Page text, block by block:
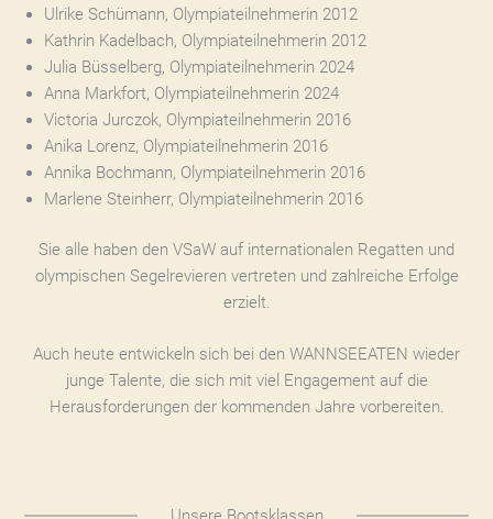
Ulrike Schümann, Olympiateilnehmerin 2012
Kathrin Kadelbach, Olympiateilnehmerin 2012
Julia Büsselberg, Olympiateilnehmerin 2024
Anna Markfort, Olympiateilnehmerin 2024
Victoria Jurczok, Olympiateilnehmerin 2016
Anika Lorenz, Olympiateilnehmerin 2016
Annika Bochmann, Olympiateilnehmerin 2016
Marlene Steinherr, Olympiateilnehmerin 2016
Sie alle haben den VSaW auf internationalen Regatten und
olympischen Segelrevieren vertreten und zahlreiche Erfolge
erzielt.
Auch heute entwickeln sich bei den WANNSEEATEN wieder
junge Talente, die sich mit viel Engagement auf die
Herausforderungen der kommenden Jahre vorbereiten.